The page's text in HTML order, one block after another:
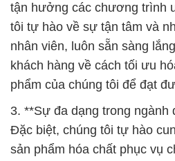
tận hưởng các chương trình
tôi tự hào về sự tận tâm và
nhân viên, luôn sẵn sàng
khách hàng về cách tối ưu
phẩm của chúng tôi để đạt
3. **Sự đa dạng trong ngành
Đặc biệt, chúng tôi tự hào
sản phẩm hóa chất phục vụ